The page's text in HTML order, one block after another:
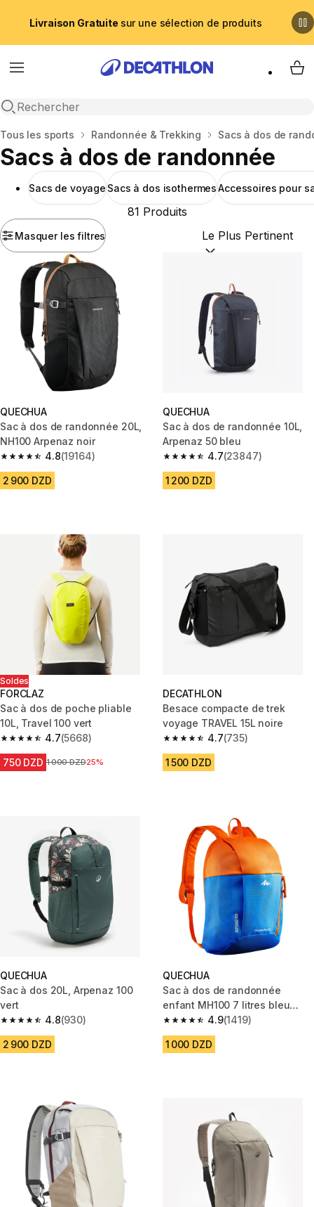
Livraison Gratuite sur une sélection de produits
Menu
Recherche ouverte
My
Accueil
Tous les sports Randonnée & Trekking Sacs à dos de
Sacs à dos de randonnée
Sacs de voyage Sacs à dos isothermesAccessoires pour
Masquer les filtres
81 Produits
Trier par :(optional)
QUECHUA
Sac à dos de randonnée 20L,
NH100 Arpenaz noir
4.8
4.8 out of 5 stars from 19164 reviews
(19164)
2 900 DZD
QUECHUA
Sac à dos de randonnée 10L,
Arpenaz 50 bleu
4.7
4.7 out of 5 stars from 23847
(23847)
1 200 DZD
Soldes
FORCLAZ
Sac à dos de poche pliable
10L, Travel 100 vert
4.7
4.7 out of 5 stars from 5668 reviews
(5668)
750 DZD Prix avant la réduction
1 000 DZD25%
DECATHLON
Besace compacte de trek
voyage TRAVEL 15L noire
4.7
4.7 out of 5 stars from 735
(735)
1 500 DZD
QUECHUA
Sac à dos 20L, Arpenaz 100
vert
4.8
4.8 out of 5 stars from 930 reviews
(930)
2 900 DZD
QUECHUA
Sac à dos de randonnée
enfant MH100 7 litres bleu
orange
4.9
4.9 out of 5 stars from 1419
(1419)
1 000 DZD